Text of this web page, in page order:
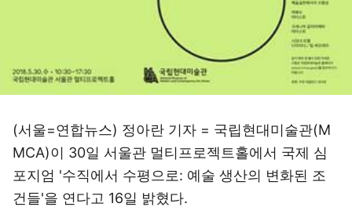
(서울=연합뉴스) 정아란 기자 = 국립현대미술관(M
MCA)이 30일 서울관 멀티프로젝트홀에서 국제 심
포지엄 '수직에서 수평으로: 예술 생산의 변화된 조
건들'을 연다고 16일 밝혔다.